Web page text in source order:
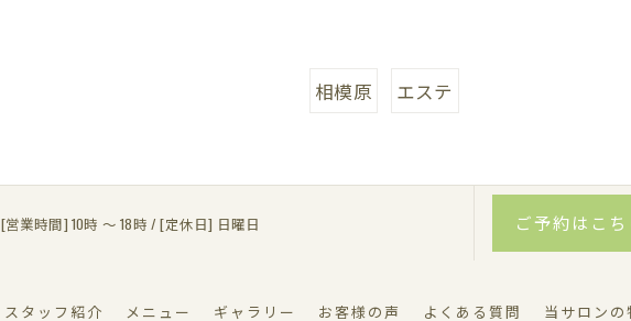
相模原 エステ
[営業時間] 10時 〜 18時 / [定休日] 日曜日 ご予約はこち
スタッフ紹介 メニュー ギャラリー お客様の声 よくある質問 当サロンの